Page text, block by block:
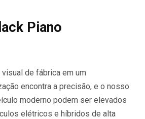
Piano
de fábrica em um
encontra a precisão, e o nosso
moderno podem ser elevados
elétricos e híbridos de alta